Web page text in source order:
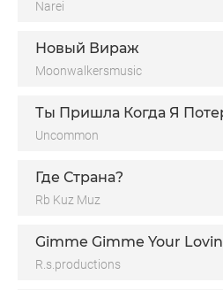
Narei
Новый Вираж
Moonwalkersmusic
Uncommon
Где Страна?
Rb Kuz Muz
Gimme Gimme Your Lovin
R.s.productions